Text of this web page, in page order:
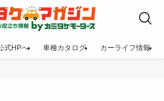
式HPへ 車種カタログ カーライフ情報